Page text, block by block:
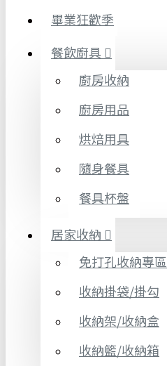
畢業狂歡季
餐飲廚具
廚房收納
廚房用品
烘焙用具
隨身餐具
餐具杯盤
居家收納
免打孔收納專區
收納掛袋/掛勾
收納架/收納盒
收納籃/收納箱